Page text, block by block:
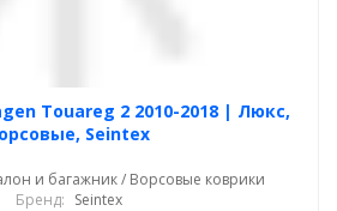
Touareg 2 2010-2018 | Люкс,
Seintex
и багажник / Ворсовые коврики
Бренд: Seintex